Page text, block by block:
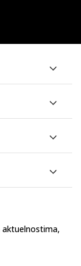
aktuelnostima,